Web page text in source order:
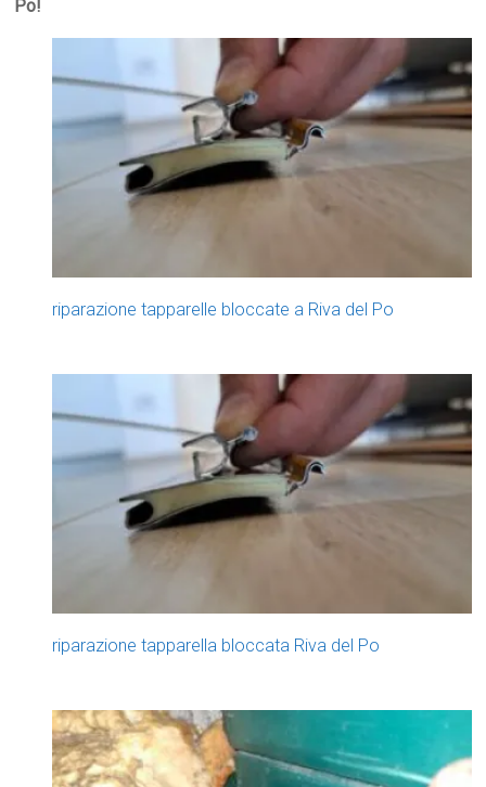
Po!
riparazione tapparelle bloccate a Riva del Po
riparazione tapparella bloccata Riva del Po